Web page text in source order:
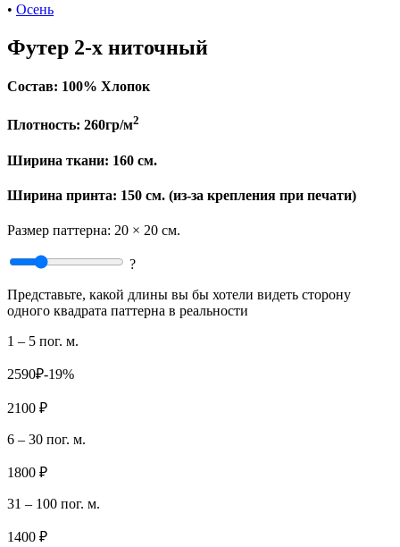
• Осень
Футер 2-х ниточный
Состав: 100% Хлопок
Плотность: 260гр/м2
Ширина ткани: 160 см.
Ширина принта: 150 см. (из-за крепления при печати)
Размер паттерна: 20 × 20 см.
?
Представьте, какой длины вы бы хотели видеть сторону
одного квадрата паттерна в реальности
1 – 5 пог. м.
2590₽-19%
2100 ₽
6 – 30 пог. м.
1800 ₽
31 – 100 пог. м.
1400 ₽